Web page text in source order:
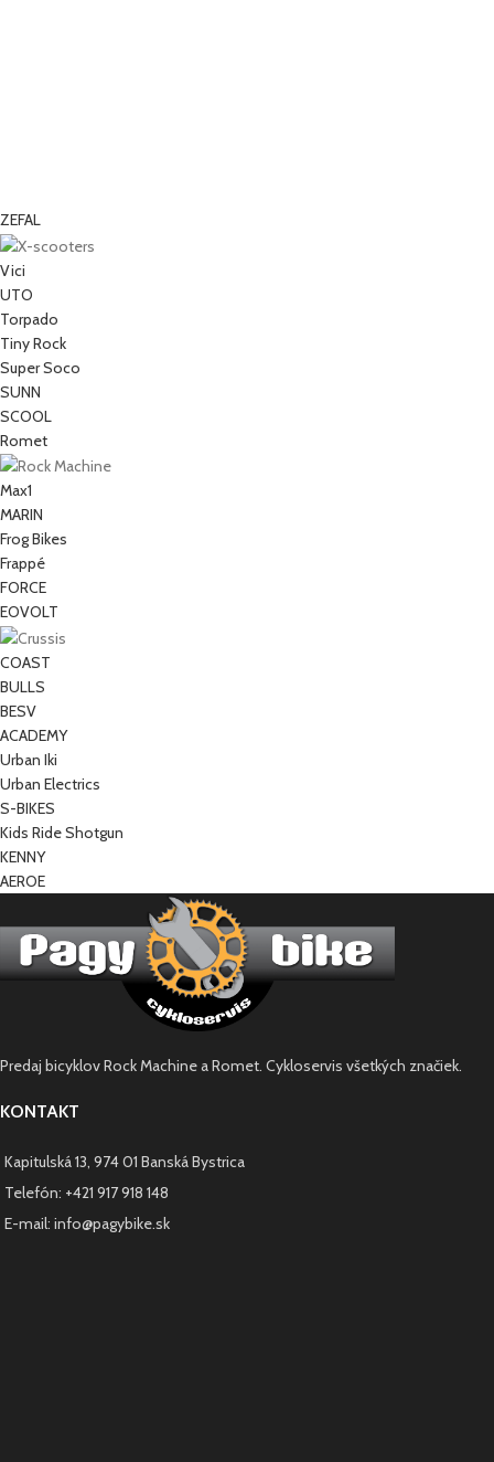
ZEFAL
Vici
UTO
Torpado
Tiny Rock
Super Soco
SUNN
SCOOL
Romet
Max1
MARIN
Frog Bikes
Frappé
FORCE
EOVOLT
COAST
BULLS
BESV
ACADEMY
Urban Iki
Urban Electrics
S-BIKES
Kids Ride Shotgun
KENNY
AEROE
Predaj bicyklov Rock Machine a Romet. Cykloservis všetkých značiek.
KONTAKT
Kapitulská 13, 974 01 Banská Bystrica
Telefón: +421 917 918 148
E-mail: info@pagybike.sk